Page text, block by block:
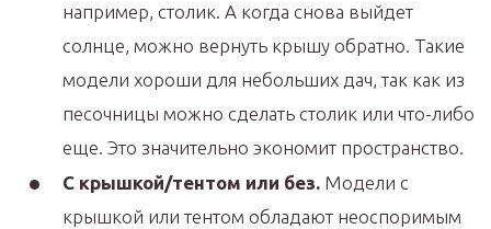
например, столик. А когда снова выйдет
солнце, можно вернуть крышу обратно. Такие
модели хороши для небольших дач, так как из
песочницы можно сделать столик или что-либо
еще. Это значительно экономит пространство.
С крышкой/тентом или без. Модели с
крышкой или тентом обладают неоспоримым